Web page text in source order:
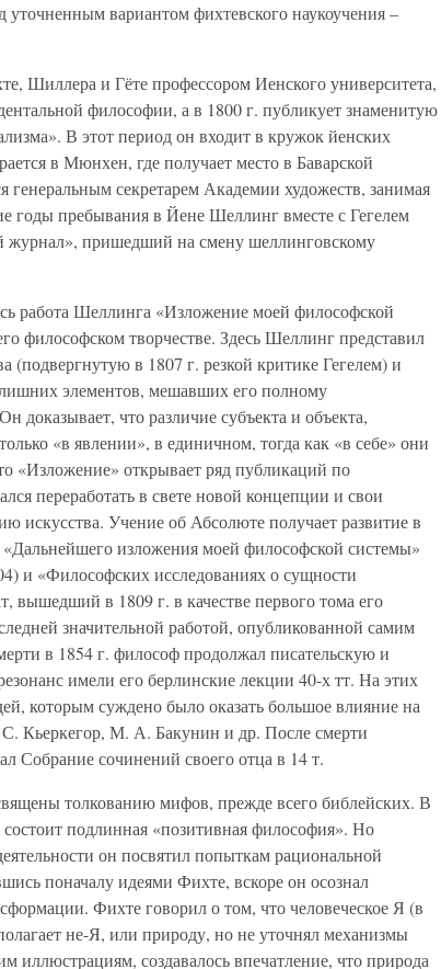
вариантом фихтевского наукоучения –
Шиллера и Гёте профессором Иенского университета,
философии, а в 1800 г. публикует знаменитую
В этот период он входит в кружок йенских
в Мюнхен, где получает место в Баварской
генеральным секретарем Академии художеств, занимая
годы пребывания в Йене Шеллинг вместе с Гегелем
журнал», пришедший на смену шеллинговскому
работа Шеллинга «Изложение моей философской
философском творчестве. Здесь Шеллинг представил
(подвергнутую в 1807 г. резкой критике Гегелем) и
элементов, мешавших его полному
доказывает, что различие субъекта и объекта,
«в явлении», в единичном, тогда как «в себе» они
«Изложение» открывает ряд публикаций по
переработать в свете новой концепции и свои
искусства. Учение об Абсолюте получает развитие в
«Дальнейшего изложения моей философской системы»
и «Философских исследованиях о сущности
вышедший в 1809 г. в качестве первого тома его
значительной работой, опубликованной самим
в 1854 г. философ продолжал писательскую и
имели его берлинские лекции 40-х тт. На этих
которым суждено было оказать большое влияние на
Кьеркегор, М. А. Бакунин и др. После смерти
Собрание сочинений своего отца в 14 т.
толкованию мифов, прежде всего библейских. В
подлинная «позитивная философия». Но
он посвятил попыткам рациональной
поначалу идеями Фихте, вскоре он осознал
Фихте говорил о том, что человеческое Я (в
не-Я, или природу, но не уточнял механизмы
иллюстрациям, создавалось впечатление, что природа